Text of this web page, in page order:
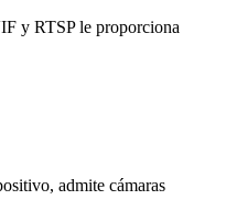
y RTSP le proporciona
admite cámaras